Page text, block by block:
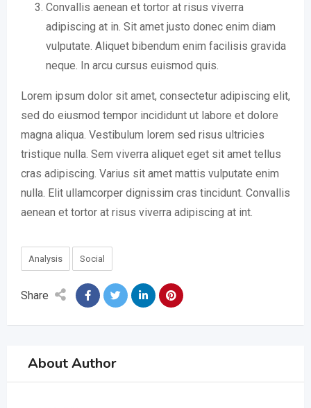
Convallis aenean et tortor at risus viverra
adipiscing at in. Sit amet justo donec enim diam
vulputate. Aliquet bibendum enim facilisis gravida
neque. In arcu cursus euismod quis.
Lorem ipsum dolor sit amet, consectetur adipiscing elit,
sed do eiusmod tempor incididunt ut labore et dolore
magna aliqua. Vestibulum lorem sed risus ultricies
tristique nulla. Sem viverra aliquet eget sit amet tellus
cras adipiscing. Varius sit amet mattis vulputate enim
nulla. Elit ullamcorper dignissim cras tincidunt. Convallis
aenean et tortor at risus viverra adipiscing at int.
Analysis Social
Share
About Author